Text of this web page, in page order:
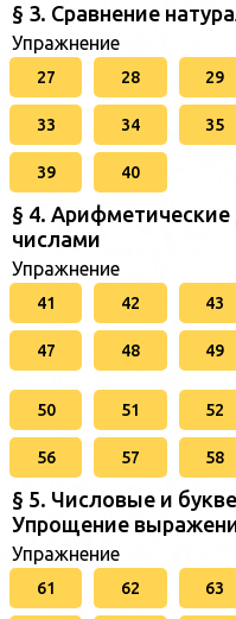
§ 3. Сравнение
Упражнение
27 28 29
33 34 35
39 40
§ 4.
числами
Упражнение
41 42 43
47 48 49
50 51 52
56 57 58
§ 5. Числовые и
Упрощение
Упражнение
61 62 63